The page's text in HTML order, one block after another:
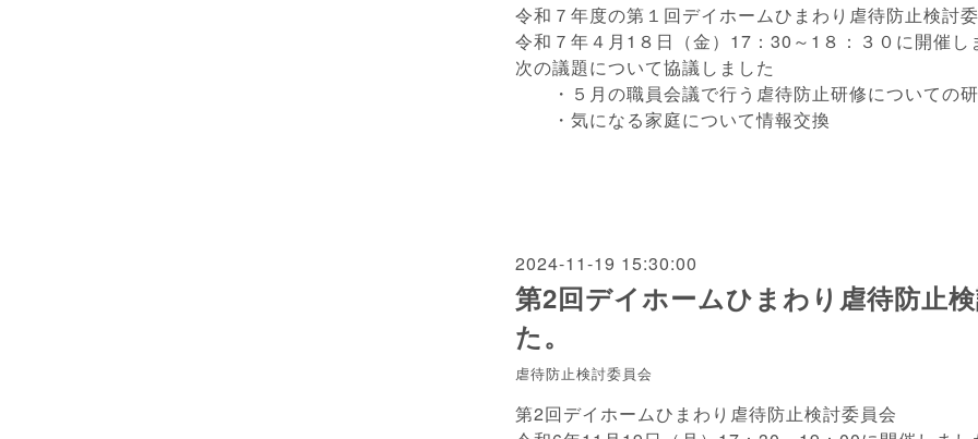
令和７年度の第１回デイホームひまわり虐待防止検討
令和７年４月1８日（金）17：30～1８：３０に開催し
次の議題について協議しました
・５月の職員会議で行う虐待防止研修についての
・気になる家庭について情報交換
2024-11-19 15:30:00
第2回デイホームひまわり虐待防止
た。
虐待防止検討委員会
第2回デイホームひまわり虐待防止検討委員会